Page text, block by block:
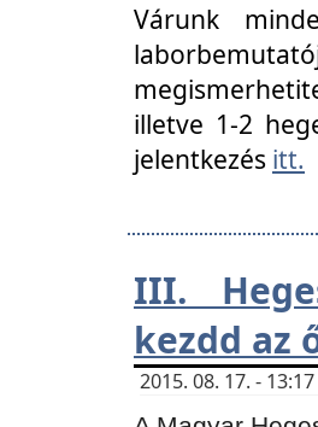
Várunk
illetve 1-2
jelentkezés itt.
III.
kezdd az
2015. 08. 17. -